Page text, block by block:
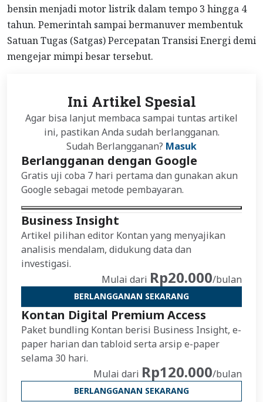
bensin menjadi motor listrik dalam tempo 3 hingga 4
tahun. Pemerintah sampai bermanuver membentuk
Satuan Tugas (Satgas) Percepatan Transisi Energi demi
mengejar mimpi besar tersebut.
Ini Artikel Spesial
Agar bisa lanjut membaca sampai tuntas artikel
ini, pastikan Anda sudah berlangganan.
Sudah Berlangganan? Masuk
Berlangganan dengan Google
Gratis uji coba 7 hari pertama dan gunakan akun
Google sebagai metode pembayaran.
Business Insight
Artikel pilihan editor Kontan yang menyajikan
analisis mendalam, didukung data dan
investigasi.
Mulai dari Rp20.000/bulan
BERLANGGANAN SEKARANG
Kontan Digital Premium Access
Paket bundling Kontan berisi Business Insight, e-
paper harian dan tabloid serta arsip e-paper
selama 30 hari.
Mulai dari Rp120.000/bulan
BERLANGGANAN SEKARANG